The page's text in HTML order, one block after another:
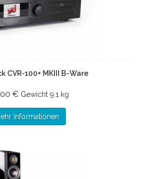
CVR-100+ MKIII B-Ware
€ Gewicht 9.1 kg
Informationen